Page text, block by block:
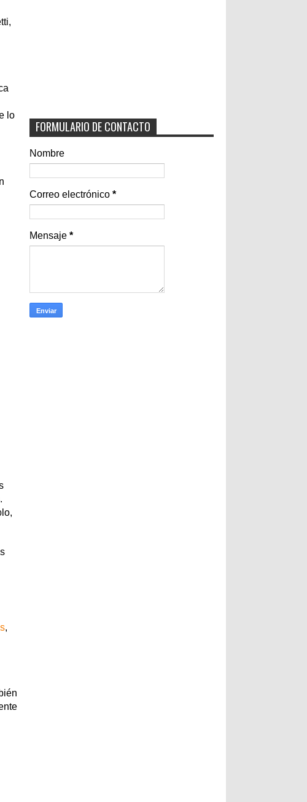
lo
,
FORMULARIO DE CONTACTO
Nombre
Correo electrónico *
Mensaje *